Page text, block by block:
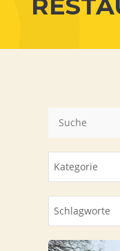
Kate­go­rie
Schlag­wor­te